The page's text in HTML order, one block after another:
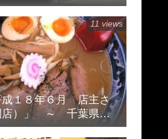
成１８年６月 店主さ
店）」 ～ 千葉県柏
11 views